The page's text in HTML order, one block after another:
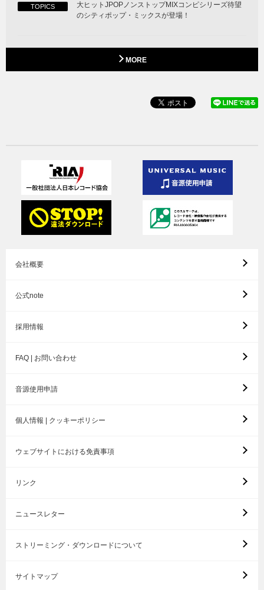
TOPICS
大ヒットJPOPノンストップMIXコンピシリーズ待望
のシティポップ・ミックスが登場！
MORE
会社概要
公式note
採用情報
FAQ | お問い合わせ
音源使用申請
個人情報 | クッキーポリシー
ウェブサイトにおける免責事項
リンク
ニュースレター
ストリーミング・ダウンロードについて
サイトマップ